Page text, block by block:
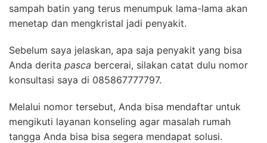
sampah batin yang terus menumpuk lama-lama akan
menetap dan mengkristal jadi penyakit.
Sebelum saya jelaskan, apa saja penyakit yang bisa
Anda derita pasca bercerai, silakan catat dulu nomor
konsultasi saya di 085867777797.
Melalui nomor tersebut, Anda bisa mendaftar untuk
mengikuti layanan konseling agar masalah rumah
tangga Anda bisa bisa segera mendapat solusi.